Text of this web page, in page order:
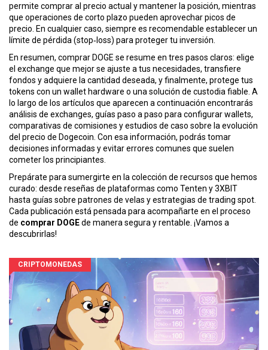
permite comprar al precio actual y mantener la posición, mientras
que operaciones de corto plazo pueden aprovechar picos de
precio. En cualquier caso, siempre es recomendable establecer un
límite de pérdida (stop‑loss) para proteger tu inversión.
En resumen, comprar DOGE se resume en tres pasos claros: elige
el exchange que mejor se ajuste a tus necesidades, transfiere
fondos y adquiere la cantidad deseada, y finalmente, protege tus
tokens con un wallet hardware o una solución de custodia fiable. A
lo largo de los artículos que aparecen a continuación encontrarás
análisis de exchanges, guías paso a paso para configurar wallets,
comparativas de comisiones y estudios de caso sobre la evolución
del precio de Dogecoin. Con esa información, podrás tomar
decisiones informadas y evitar errores comunes que suelen
cometer los principiantes.
Prepárate para sumergirte en la colección de recursos que hemos
curado: desde reseñas de plataformas como Tenten y 3XBIT
hasta guías sobre patrones de velas y estrategias de trading spot.
Cada publicación está pensada para acompañarte en el proceso
de comprar DOGEde manera segura y rentable. ¡Vamos a
descubrirlas!
CRIPTOMONEDAS